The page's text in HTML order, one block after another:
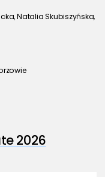
Natalia Skubiszyńska,
2026